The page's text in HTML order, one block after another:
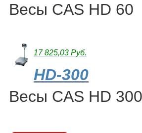
Весы CAS HD 60
17 825,03 Руб.
HD-300
Весы CAS HD 300